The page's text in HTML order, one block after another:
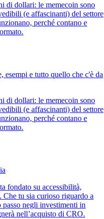
di dollari: le memecoin sono
(e affascinanti) del settore
perché contano e
esempi e tutto quello che c'è da
di dollari: le memecoin sono
(e affascinanti) del settore
perché contano e
fondato su accessibilità,
tu sia curioso riguardo a
negli investimenti in
nell’acquisto di CRO.